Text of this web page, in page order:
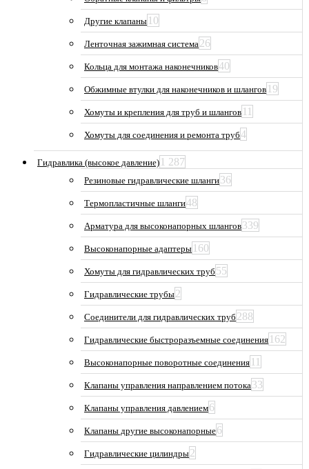
Другие клапаны 10
Ленточная зажимная система26
Кольца для монтажа наконечников40
Обжимные втулки для наконечников и шлангов 19
Хомуты и крепления для труб и шлангов 11
Хомуты для соединения и ремонта труб4
Гидравлика (высокое давление) 1 287
Резиновые гидравлические шланги36
Термопластичные шланги48
Арматура для высоконапорных шлангов339
Высоконапорные адаптеры 160
Хомуты для гидравлических труб 55
Гидравлические трубы2
Соединители для гидравлических труб 288
Гидравлические быстроразъемные соединения 162
Высоконапорные поворотные соединения 11
Клапаны управления направлением потока33
Клапаны управления давлением6
Клапаны другие высоконапорные6
Гидравлические цилиндры2